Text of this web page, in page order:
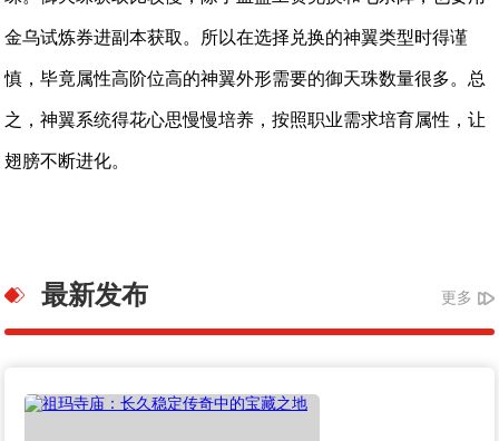
金乌试炼券进副本获取。所以在选择兑换的神翼类型时得谨
慎，毕竟属性高阶位高的神翼外形需要的御天珠数量很多。总
之，神翼系统得花心思慢慢培养，按照职业需求培育属性，让
翅膀不断进化。
最新发布 更多